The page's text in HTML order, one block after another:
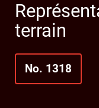
terrain
No. 1318